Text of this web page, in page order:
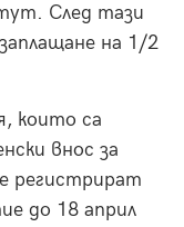
След тази
на 1/2
които са
внос за
регистрират
до 18 април